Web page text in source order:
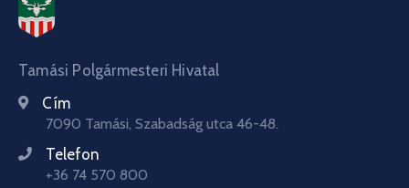
Tamási Polgármesteri Hivatal
Cím
7090 Tamási, Szabadság utca 46-48.
Telefon
+36 74 570 800